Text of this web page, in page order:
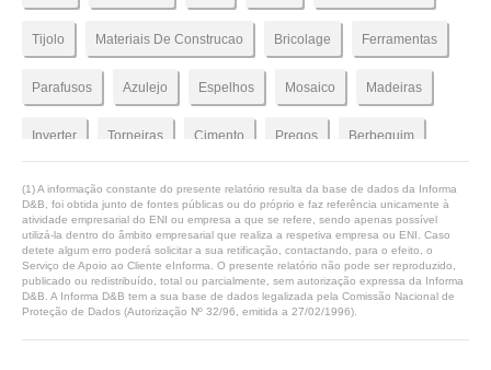
Tijolo Materiais De Construcao Bricolage Ferramentas
Parafusos Azulejo Espelhos Mosaico Madeiras
Inverter Torneiras Cimento Pregos Berbequim
Pavimento Flutuante Banho Gerador Compressor
Aquecedor Lixadora Moveis Wc Aparafusadora
Rebarbadora Abrigos De Jardim Cabines De Hidromassagem
(1) A informação constante do presente relatório resulta da base de dados da Informa
D&B, foi obtida junto de fontes públicas ou do próprio e faz referência unicamente à
atividade empresarial do ENI ou empresa a que se refere, sendo apenas possível
utilizá-la dentro do âmbito empresarial que realiza a respetiva empresa ou ENI. Caso
detete algum erro poderá solicitar a sua retificação, contactando, para o efeito, o
Serviço de Apoio ao Cliente eInforma. O presente relatório não pode ser reproduzido,
publicado ou redistribuído, total ou parcialmente, sem autorização expressa da Informa
D&B. A Informa D&B tem a sua base de dados legalizada pela Comissão Nacional de
Proteção de Dados (Autorização Nº 32/96, emitida a 27/02/1996).